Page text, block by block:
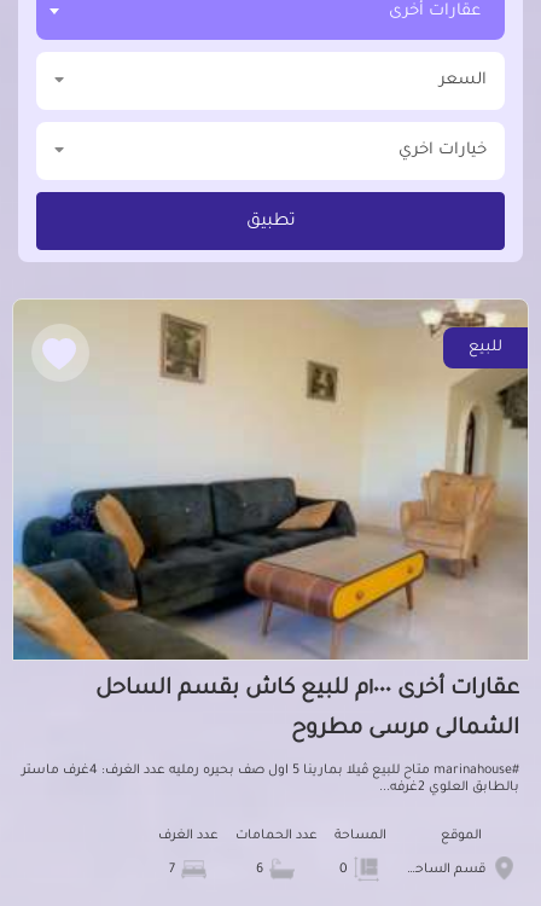
عقارات أخرى
السعر
خيارات اخري
تطبيق
للبيع
عقارات أخرى ١٠٠٠م للبيع كاش بقسم الساحل
الشمالى مرسى مطروح
#marinahouse متاح للبيع ڤيلا بمارينا 5 اول صف بحيره رمليه عدد الغرف: 4غرف ماستر
بالطابق العلوي 2غرفه...
الموقع
قسم الساحل الشمالى
المساحة عدد الحمامات عدد الغرف
7